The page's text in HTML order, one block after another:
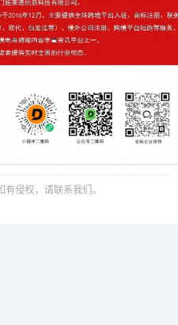
侵权，请联系我们。